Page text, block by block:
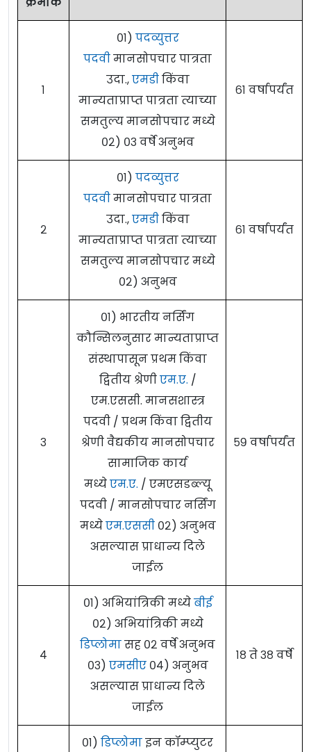
१
०१) पदव्युत्तर
पदवीमानसोपचार पात्रता
उदा.,एमडीकिंवा
मान्यताप्राप्त पात्रता त्याच्या
समतुल्य मानसोपचार मध्ये
०२) ०३ वर्षे अनुभव
६१ वर्षापर्यंत
२
०१) पदव्युत्तर
पदवीमानसोपचार पात्रता
उदा.,एमडीकिंवा
मान्यताप्राप्त पात्रता त्याच्या
समतुल्य मानसोपचार मध्ये
०२) अनुभव
६१ वर्षापर्यंत
३
०१) भारतीय नर्सिंग
कौन्सिलनुसार मान्यताप्राप्त
संस्थापासून प्रथम किंवा
द्वितीय श्रेणीएम.ए. /
एम.एससी. मानसशास्त्र
पदवी / प्रथम किंवा द्वितीय
श्रेणी वैद्यकीय मानसोपचार
सामाजिक कार्य
मध्येएम.ए. / एमएसडब्ल्यू
पदवी / मानसोपचार नर्सिंग
मध्येएम.एससी०२) अनुभव
असल्यास प्राधान्य दिले
जाईल
५९ वर्षापर्यंत
४
०१) अभियांत्रिकी मध्येबीई
०२) अभियांत्रिकी मध्ये
डिप्लोमासह ०२ वर्षे अनुभव
०३) एमसीए०४) अनुभव
असल्यास प्राधान्य दिले
जाईल
१८ ते ३८ वर्षे
०१) डिप्लोमाइन कॉम्प्युटर